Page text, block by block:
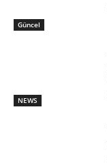
Güncel
NEWS